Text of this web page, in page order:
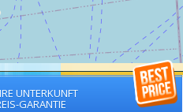
UNTERKUNFT
GARANTIE